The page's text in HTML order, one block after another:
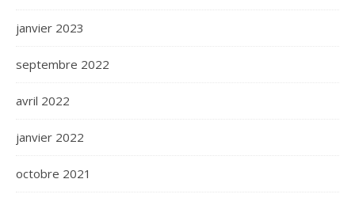
janvier 2023
septembre 2022
avril 2022
janvier 2022
octobre 2021